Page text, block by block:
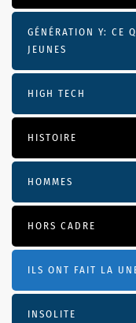
GÉNÉRATION Y: CE
JEUNES
HIGH TECH
HISTOIRE
HOMMES
HORS CADRE
ILS ONT FAIT LA
INSOLITE